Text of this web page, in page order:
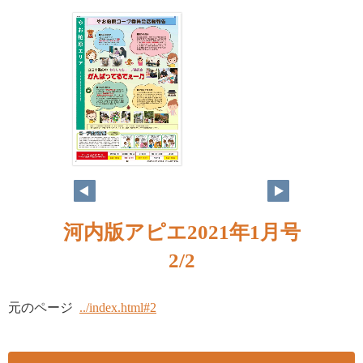
2
河内版アピエ2021年1月号
2/2
元のページ ../index.html#2